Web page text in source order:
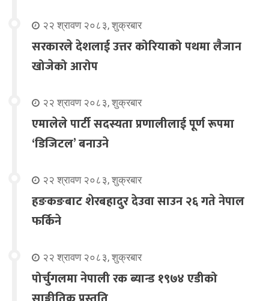
२२ श्रावण २०८३, शुक्रबार
सरकारले देशलाई उत्तर कोरियाको पथमा लैजान
खोजेको आरोप
२२ श्रावण २०८३, शुक्रबार
एमालेले पार्टी सदस्यता प्रणालीलाई पूर्ण रूपमा
‘डिजिटल’ बनाउने
२२ श्रावण २०८३, शुक्रबार
हङकङबाट शेरबहादुर देउवा साउन २६ गते नेपाल
फर्किने
२२ श्रावण २०८३, शुक्रबार
पोर्चुगलमा नेपाली रक ब्यान्ड १९७४ एडीको